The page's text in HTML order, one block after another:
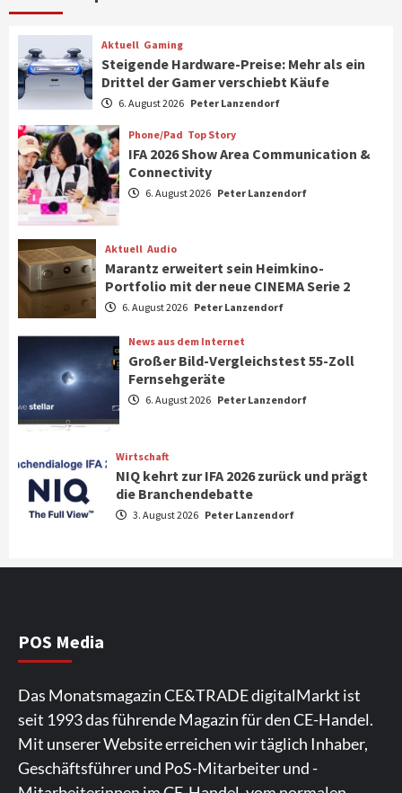
6
7
Smart Living Top Story
Verbraucher setzen immer mehr auf
1
Aktuell Gaming
Steigende Hardware-Preise: Mehr als ein
Drittel der Gamer verschiebt Käufe
2
Phone/Pad Top Story
IFA 2026 Show Area Communication &
Aktuell Audio
Marantz erweitert sein Heimkino-
Portfolio mit der neue CINEMA Serie 2
News aus dem Internet
Großer Bild-Vergleichstest 55-Zoll
Fernsehgeräte
5
6
CHERRY baut Vertriebsteam in
strategisch wichtigen Märkten aus
Smart Living Top Story
Aktuell Gaming
Steigende Hardware-Preise: Mehr als ein
Drittel der Gamer verschiebt Käufe
6. August 2026 Peter Lanzendorf
Phone/Pad Top Story
IFA 2026 Show Area Communication &
Connectivity
6. August 2026 Peter Lanzendorf
Aktuell Audio
Marantz erweitert sein Heimkino-
Portfolio mit der neue CINEMA Serie 2
6. August 2026 Peter Lanzendorf
News aus dem Internet
Großer Bild-Vergleichstest 55-Zoll
Fernsehgeräte
6. August 2026 Peter Lanzendorf
Wirtschaft
NIQ kehrt zur IFA 2026 zurück und prägt
die Branchendebatte
3. August 2026 Peter Lanzendorf
POS Media
Das Monatsmagazin CE&TRADE digitalMarkt ist
seit 1993 das führende Magazin für den CE-Handel.
Mit unserer Website erreichen wir täglich Inhaber,
Geschäftsführer und PoS-Mitarbeiter und -